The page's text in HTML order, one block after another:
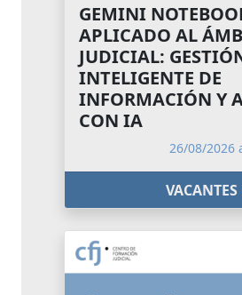
GEMINI
APLICADO AL
JUDICIAL:
INTELIGENTE DE
INFORMACIÓN Y
CON IA
26/08/2026